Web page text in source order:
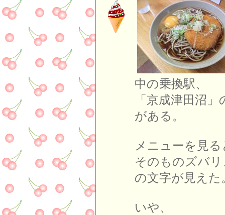
中の乗換駅、
「京成津田沼
がある。
メニューを見る
そのものズバ
の文字が見えた
いや、